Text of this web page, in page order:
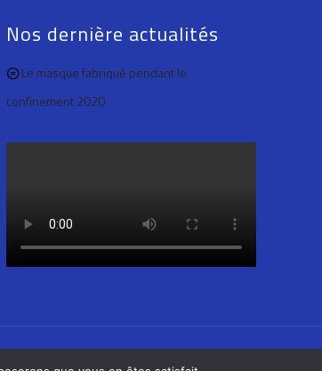
Nos dernière actualités
Le masque fabriqué pendant le
confinement 2020